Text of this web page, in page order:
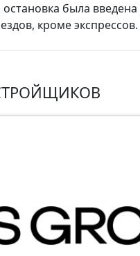
была введена
кроме экспрессов.